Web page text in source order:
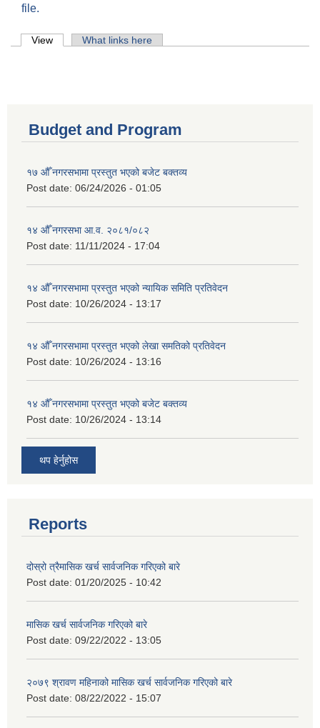
file.
Primary tabs
View (active tab)What links here
Budget and Program
१७ औँ नगरसभामा प्रस्तुत भएको बजेट बक्तव्य
Post date: 06/24/2026 - 01:05
१४ औँ नगरसभा आ.व. २०८१/०८२
Post date: 11/11/2024 - 17:04
१४ औँ नगरसभामा प्रस्तुत भएको न्यायिक समिति प्रतिवेदन
Post date: 10/26/2024 - 13:17
१४ औँ नगरसभामा प्रस्तुत भएको लेखा समतिको प्रतिवेदन
Post date: 10/26/2024 - 13:16
१४ औँ नगरसभामा प्रस्तुत भएको बजेट बक्तव्य
Post date: 10/26/2024 - 13:14
थप हेर्नुहोस
Reports
दोस्रो त्रैमासिक खर्च सार्वजनिक गरिएको बारे
Post date: 01/20/2025 - 10:42
मासिक खर्च सार्वजनिक गरिएको बारे
Post date: 09/22/2022 - 13:05
२०७९ श्रावण महिनाको मासिक खर्च सार्वजनिक गरिएको बारे
Post date: 08/22/2022 - 15:07